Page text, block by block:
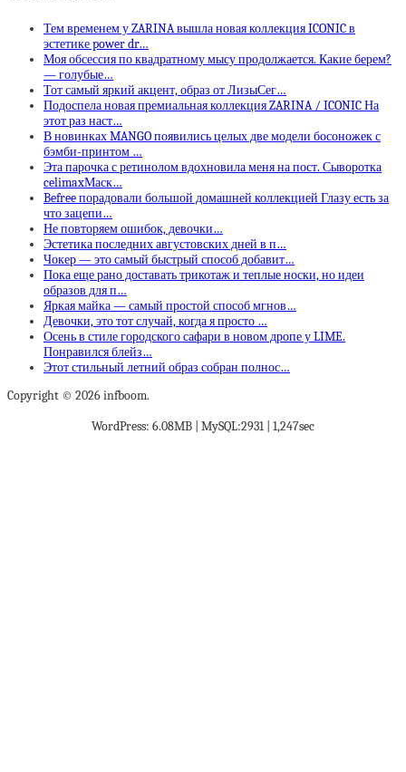
Тем временем у ZARINA вышла новая коллекция ICONIC в
эстетике power dr…
Моя обсессия по квадратному мысу продолжается. Какие берем?
— голубые…
Тот самый яркий акцент, образ от ЛизыСег…
Подоспела новая премиальная коллекция ZARINA / ICONIC На
этот раз наст…
В новинках MANGO появились целых две модели босоножек с
бэмби-принтом …
Эта парочка с ретинолом вдохновила меня на пост. Сыворотка
celimaxМаск…
Befree порадовали большой домашней коллекцией Глазу есть за
что зацепи…
Не повторяем ошибок, девочки…
Эстетика последних августовских дней в п…
Чокер — это самый быстрый способ добавит…
Пока еще рано доставать трикотаж и теплые носки, но идеи
образов для п…
Яркая майка — самый простой способ мгнов…
Девочки, это тот случай, когда я просто …
Осень в стиле городского сафари в новом дропе у LIME.
Понравился блейз…
Этот стильный летний образ собран полнос…
Copyright © 2026 infboom.
WordPress: 6.08MB | MySQL:2931 | 1,247sec